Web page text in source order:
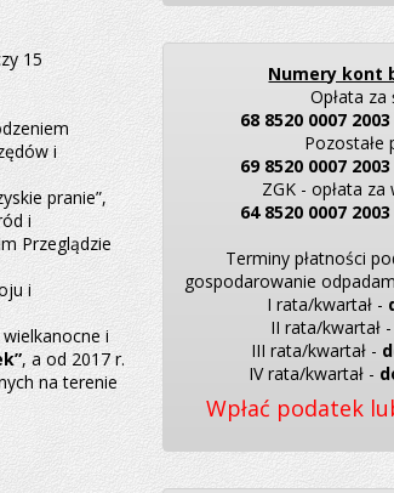
15
i
pranie”,
i
Przeglądzie
i
i
, a od 2017 r.
na terenie
Numery kont
Opłata za
68 8520 0007
Pozostałe
69 8520 0007
ZGK - opłata za
64 8520 0007
Terminy płatności
gospodarowanie
I rata/kwartał -
II rata/kwartał -
III rata/kwartał -
IV rata/kwartał -
Wpłać podatek